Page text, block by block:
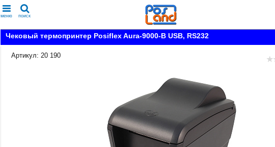
меню поиск
Чековый термопринтер Posiflex Aura-9000-B USB, RS232
Артикул: 20 190